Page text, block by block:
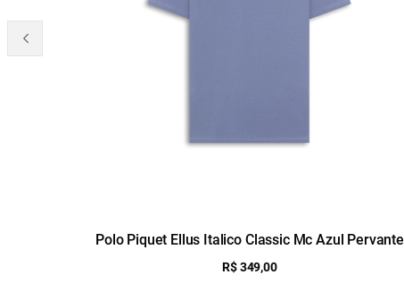
Polo Piquet Ellus Italico Classic Mc Azul Pervante
R$ 349,00